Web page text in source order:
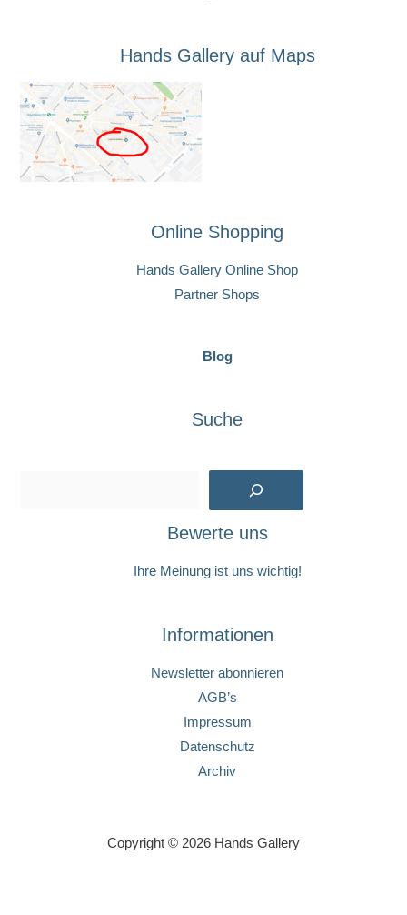
Hands Gallery auf Maps
Online Shopping
Hands Gallery Online Shop
Partner Shops
Blog
Suche
Bewerte uns
Ihre Meinung ist uns wichtig!
Informationen
Newsletter abonnieren
AGB’s
Impressum
Datenschutz
Archiv
Copyright © 2026 Hands Gallery